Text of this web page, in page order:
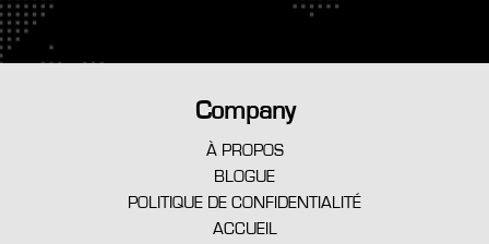
Company
À PROPOS
BLOGUE
POLITIQUE DE CONFIDENTIALITÉ
ACCUEIL